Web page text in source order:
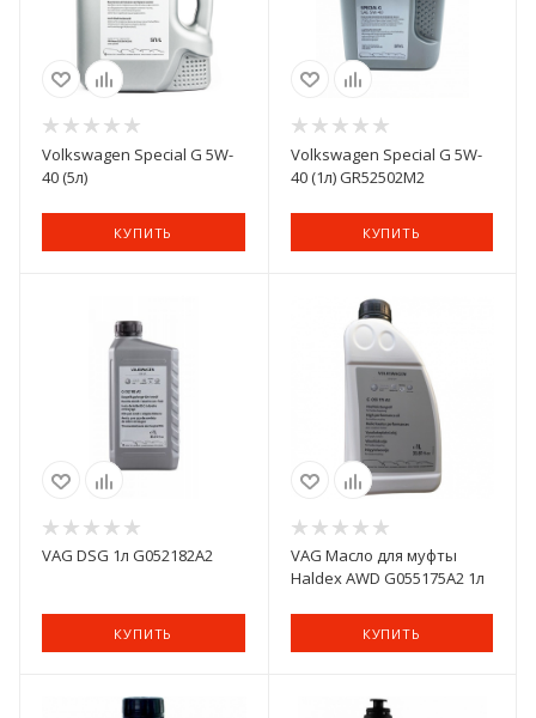
Volkswagen Special G 5W-
40 (5л)
КУПИТЬ
Volkswagen Special G 5W-
40 (1л) GR52502M2
КУПИТЬ
VAG DSG 1л G052182A2
КУПИТЬ
VAG Масло для муфты
Haldex AWD G055175A2 1л
КУПИТЬ